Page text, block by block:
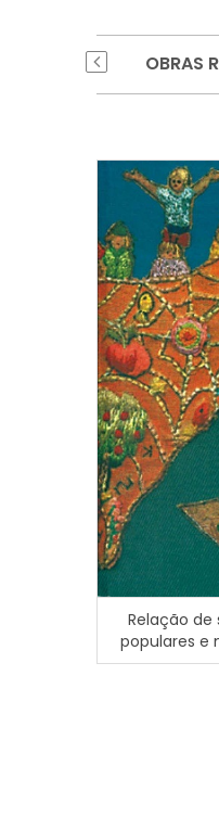
OBRAS
Relação de
populares e